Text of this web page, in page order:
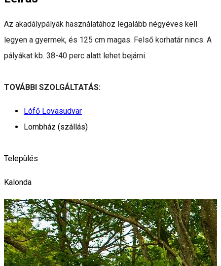
Az akadálypályák használatához legalább négyéves kell
legyen a gyermek, és 125 cm magas. Felső korhatár nincs. A
pályákat kb. 38-40 perc alatt lehet bejárni.
TOVÁBBI SZOLGÁLTATÁS:
Lófő Lovasudvar
Lombház (szállás)
Település
Kalonda